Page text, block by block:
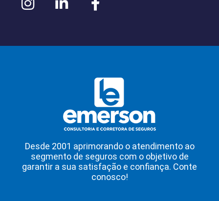
Desde 2001 aprimorando o atendimento ao
segmento de seguros com o objetivo de
garantir a sua satisfação e confiança. Conte
conosco!